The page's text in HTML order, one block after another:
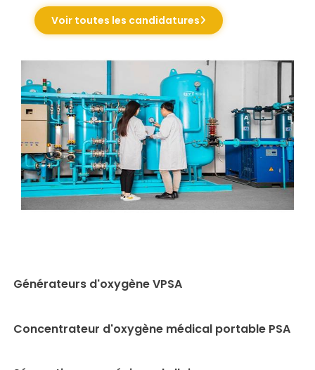
Voir toutes les candidatures
Générateurs d'oxygène VPSA
Concentrateur d'oxygène médical portable PSA